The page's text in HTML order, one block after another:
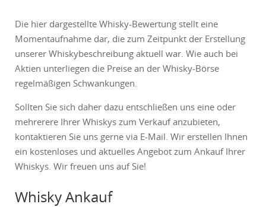
Die hier dargestellte Whisky-Bewertung stellt eine
Momentaufnahme dar, die zum Zeitpunkt der Erstellung
unserer Whiskybeschreibung aktuell war. Wie auch bei
Aktien unterliegen die Preise an der Whisky-Börse
regelmäßigen Schwankungen.
Sollten Sie sich daher dazu entschließen uns eine oder
mehrerere Ihrer Whiskys zum Verkauf anzubieten,
kontaktieren Sie uns gerne via E-Mail. Wir erstellen Ihnen
ein kostenloses und aktuelles Angebot zum Ankauf Ihrer
Whiskys. Wir freuen uns auf Sie!
Whisky Ankauf